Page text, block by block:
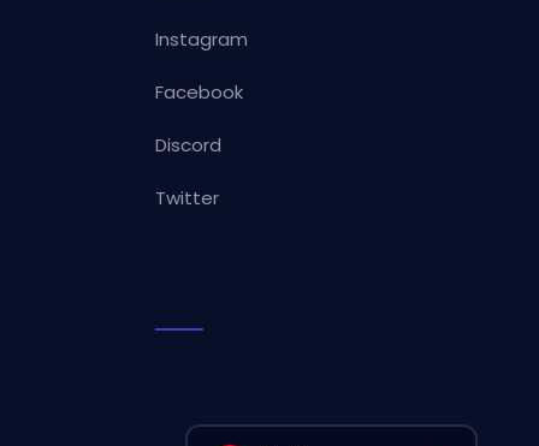
Instagram
Facebook
Discord
Twitter